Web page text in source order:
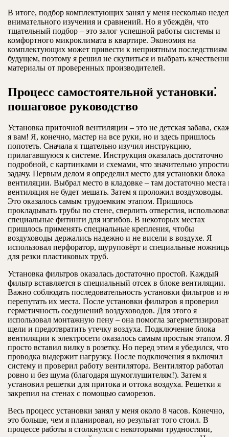
В итоге, подбор комплектующих занял у меня несколько
внимательного изучения и сравнений. Но я убеждён, что
тщательный подбор – это залог успешной работы системы и
комфортного микроклимата в квартире. Экономия на
комплектующих может привести к неприятным последствиям
будущем, поэтому я решил не скупиться и выбрать
материалы от проверенных производителей.
Процесс самостоятельной установки⁚
пошаговое руководство
Установка приточной вентиляции – это не детская забава,
я вам! Я, конечно, мастер на все руки, но и здесь пришлось
попотеть. Сначала я тщательно изучил инструкцию,
прилагавшуюся к системе. Инструкция оказалась достаточно
подробной, с картинками и схемами, что значительно
задачу. Первым делом я определил место для установки блока
вентиляции. Выбрал место в кладовке – там достаточно места
вентиляция не будет мешать. Затем я проложил воздуховоды.
Это оказалось самым трудоемким этапом. Пришлось
прокладывать трубы по стене, сверлить отверстия,
специальные фитинги для изгибов. В некоторых местах
пришлось применять специальные крепления, чтобы
воздуховоды держались надежно и не висели в воздухе. Я
использовал перфоратор, шуруповёрт и специальные
для резки пластиковых труб.
Установка фильтров оказалась достаточно простой. Каждый
фильтр вставляется в специальный отсек в блоке вентиляции.
Важно соблюдать последовательность установки фильтров и
перепутать их места. После установки фильтров я проверил
герметичность соединений воздуховодов. Для этого я
использовал монтажную пену – она помогла
щели и предотвратить утечку воздуха. Подключение блока
вентиляции к электросети оказалось самым простым этапом.
просто вставил вилку в розетку. Но перед этим я убедился, что
проводка выдержит нагрузку. После подключения я включил
систему и проверил работу вентилятора. Вентилятор работал
ровно и без шума (благодаря шумоглушителям!). Затем я
установил решетки для притока и оттока воздуха. Решетки я
закрепил на стенах с помощью саморезов.
Весь процесс установки занял у меня около 8 часов. Конечно,
это больше, чем я планировал, но результат того стоил. В
процессе работы я столкнулся с некоторыми трудностями,